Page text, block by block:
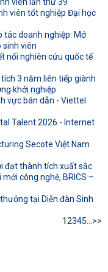
viên lần thứ 39
viên tốt nghiệp Đại học
tác doanh nghiệp: Mở
sinh viên
nối nghiên cứu quốc tế
3 năm liên tiếp giành
khởi nghiệp
vực bán dẫn - Viettel
Talent 2026 - Internet
Secote Việt Nam
đạt thành tích xuất sắc
công nghệ, BRICS –
tại Diễn đàn Sinh
12345...>>